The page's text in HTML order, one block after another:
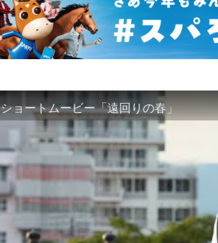
ショートムービー「遠回りの春」